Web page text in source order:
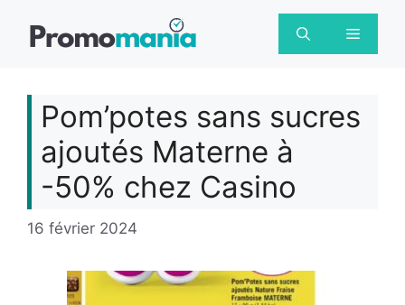
Menu
Pom’potes sans sucres
ajoutés Materne à
-50% chez Casino
16 février 2024